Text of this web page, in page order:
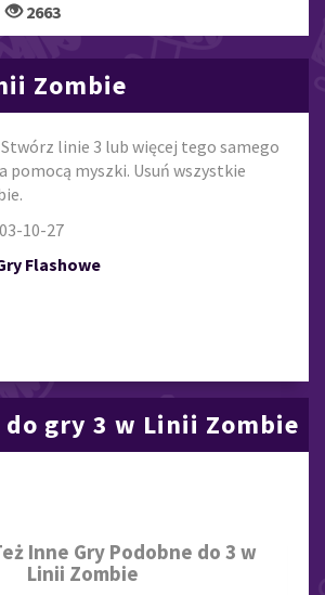
2663
Zombie
Stwórz linie 3 lub więcej tego samego
pomocą myszki. Usuń wszystkie
10-27
Flashowe
gry 3 w Linii Zombie
Inne Gry Podobne do 3 w
Linii Zombie